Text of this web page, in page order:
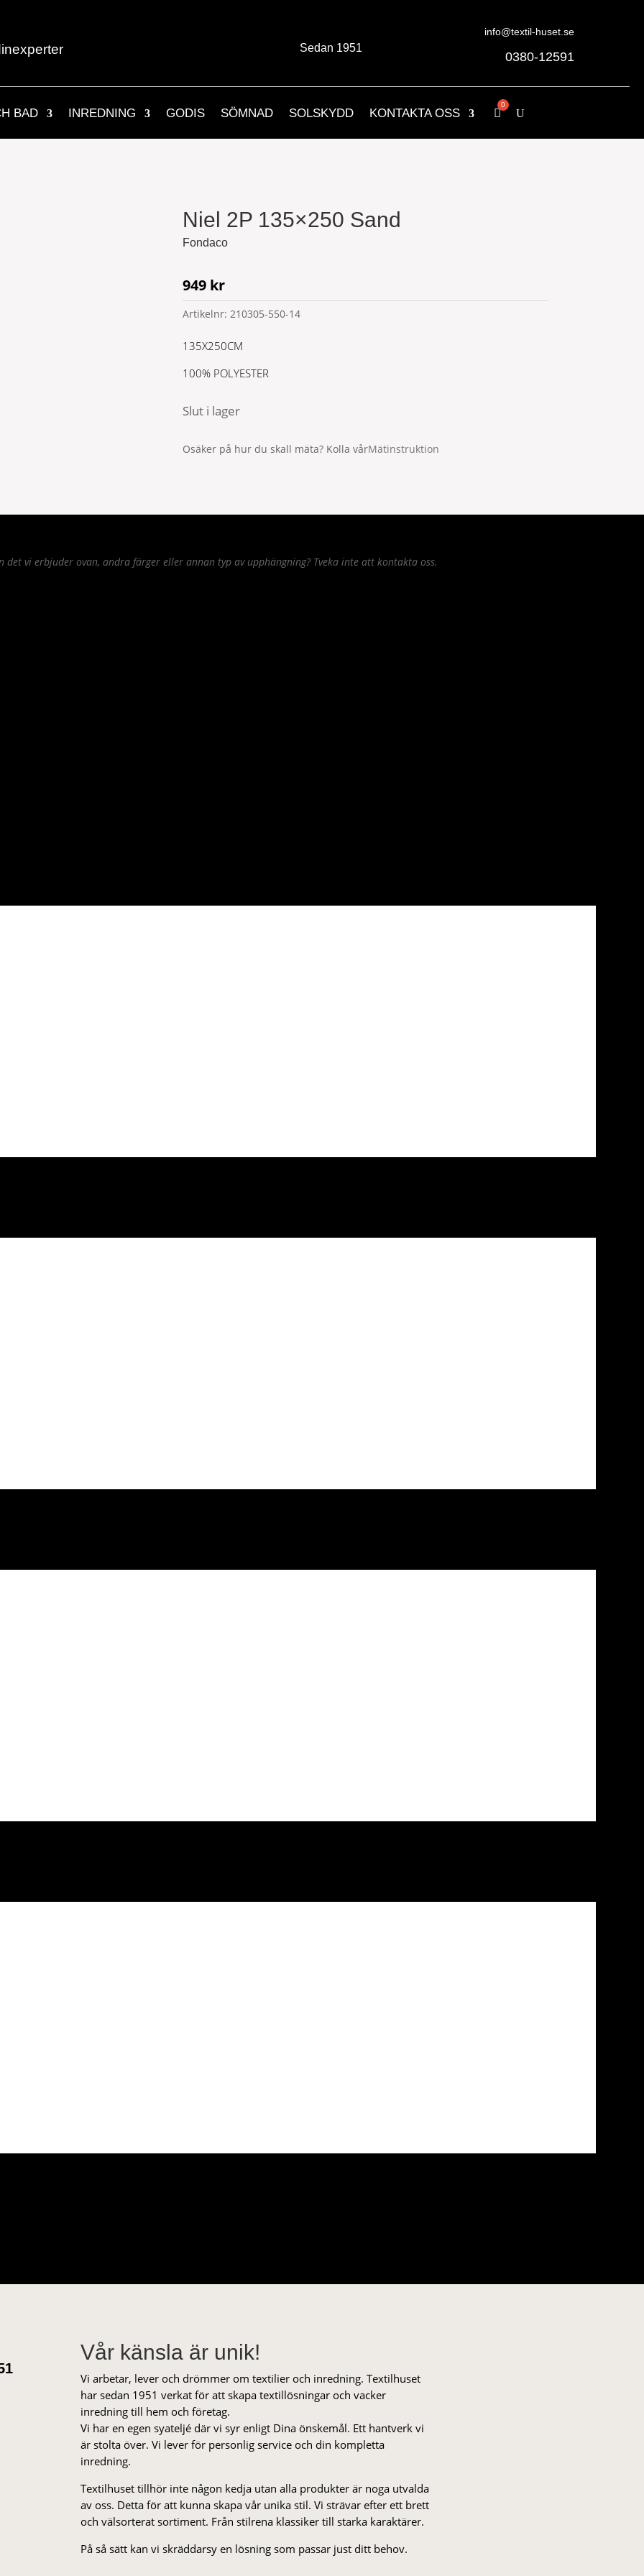
Sedan 1951
info@textil-huset.se
0380-12591
BAD INREDNING GODIS SÖMNAD SOLSKYDD KONTAKTA OSS
Niel 2P 135×250 Sand
Fondaco
949 kr
Artikelnr: 210305-550-14
135X250CM
100% POLYESTER
Slut i lager
Osäker på hur du skall mäta? Kolla vårMätinstruktion
det vi erbjuder ovan, andra färger eller annan typ av upphängning? Tveka inte att kontakta oss.
Vår känsla är unik!
Vi arbetar, lever och drömmer om textilier och inredning. Textilhuset
har sedan 1951 verkat för att skapa textillösningar och vacker
inredning till hem och företag.
Vi har en egen syateljé där vi syr enligt Dina önskemål. Ett hantverk vi
är stolta över. Vi lever för personlig service och din kompletta
inredning.
Textilhuset tillhör inte någon kedja utan alla produkter är noga utvalda
av oss. Detta för att kunna skapa vår unika stil. Vi strä­var efter ett brett
och välsorterat sor­ti­ment. Från stil­rena klas­siker till starka karaktärer.
På så sätt kan vi skräddarsy en lösning som passar just ditt behov.